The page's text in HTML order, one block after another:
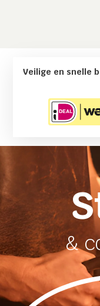
Veilige en snelle
&